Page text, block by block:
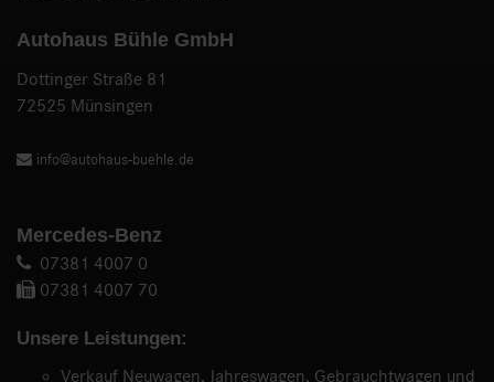
Autohaus Bühle GmbH
Dottinger Straße 81
72525 Münsingen
info@autohaus-buehle.de
Mercedes-Benz
07381 4007 0
07381 4007 70
Unsere Leistungen:
Verkauf Neuwagen, Jahreswagen, Gebrauchtwagen und